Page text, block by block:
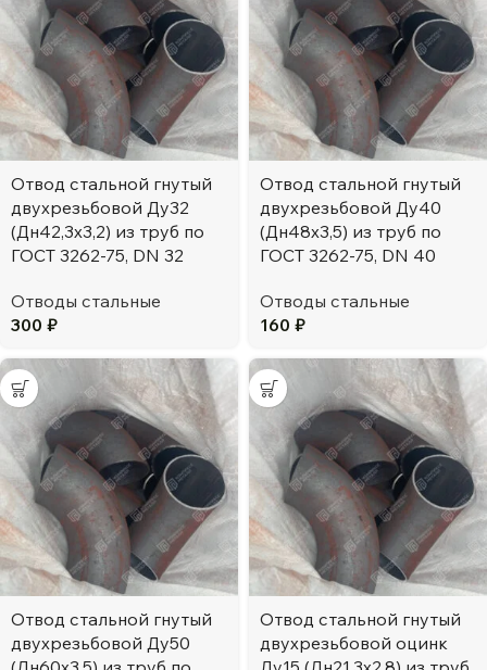
Отвод стальной гнутый
двухрезьбовой Ду32
(Дн42,3х3,2) из труб по
ГОСТ 3262-75, DN 32
Отводы стальные
300 ₽
Отвод стальной гнутый
двухрезьбовой Ду40
(Дн48х3,5) из труб по
ГОСТ 3262-75, DN 40
Отводы стальные
160 ₽
Отвод стальной гнутый
двухрезьбовой Ду50
Отвод стальной гнутый
двухрезьбовой оцинк